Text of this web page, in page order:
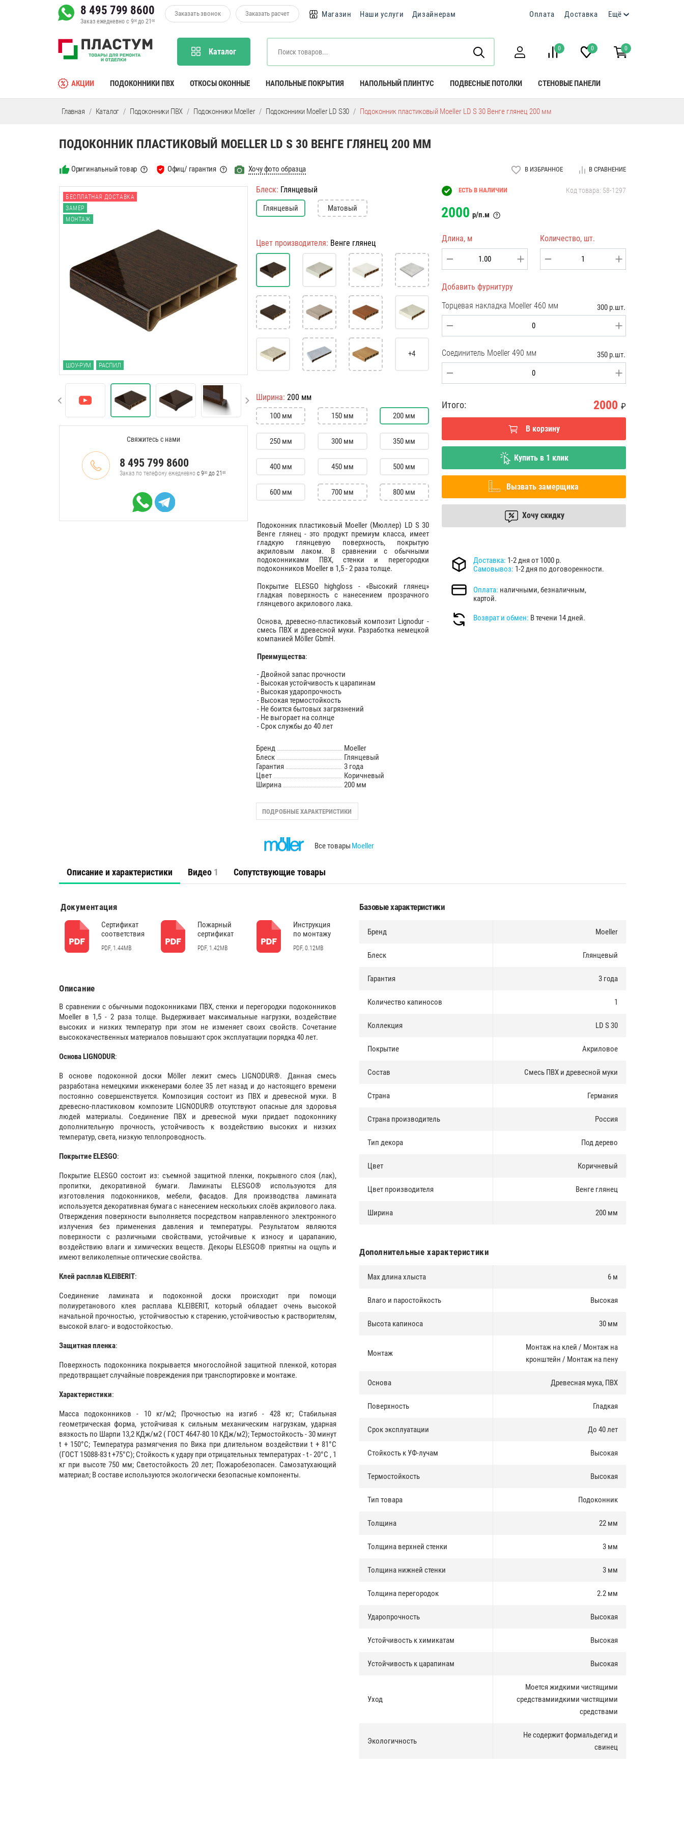
8 495 799 8600
Заказ ежедневно с 900до 2100
Заказать звонок Заказать расчет Магазин Наши услуги Дизайнерам Оплата Доставка Ещё
Каталог 0 0 0
АКЦИИ ПОДОКОННИКИ ПВХ ОТКОСЫ ОКОННЫЕ НАПОЛЬНЫЕ ПОКРЫТИЯ НАПОЛЬНЫЙ ПЛИНТУС ПОДВЕСНЫЕ ПОТОЛКИ СТЕНОВЫЕ ПАНЕЛИ
Главная Каталог Подоконники ПВХ Подоконники Moeller Подоконники Moeller LD S30 Подоконник пластиковый Moeller LD S 30 Венге глянец 200 мм
ПОДОКОННИК ПЛАСТИКОВЫЙ MOELLER LD S 30 ВЕНГЕ ГЛЯНЕЦ 200 ММ
Оригинальный товар Офиц/ гарантия Хочу фото образца В ИЗБРАННОЕ В СРАВНЕНИЕ
БЕСПЛАТНАЯ ДОСТАВКА
ЗАМЕР
МОНТАЖ
ШОУ-РУМ РАСПИЛ
Свяжитесь с нами
8 495 799 8600
Заказ по телефону ежедневно с 900до 21 00
Блеск: Глянцевый
Глянцевый Матовый
Цвет производителя: Венге глянец
+4
Ширина:200 мм
100 мм 150 мм 200 мм
250 мм 300 мм 350 мм
400 мм 450 мм 500 мм
600 мм 700 мм 800 мм
Подоконник пластиковый Moeller (Мюллер) LD S 30
Венге глянец - это продукт премиум класса, имеет
гладкую глянцевую поверхность, покрытую
акриловым лаком. В сравнении с обычными
подоконниками ПВХ, стенки и перегородки
подоконников Moeller в 1,5 - 2 раза толще.
Покрытие ELESGO highgloss - «Высокий глянец»
гладкая поверхность с нанесением прозрачного
глянцевого акрилового лака.
Основа, древесно-пластиковый композит Lignodur -
смесь ПВХ и древесной муки. Разработка немецкой
компанией Möller GbmH.
Преимущества:
- Двойной запас прочности
- Высокая устойчивость к царапинам
- Высокая ударопрочность
- Высокая термостойкость
- Не боится бытовых загрязнений
- Не выгорает на солнце
- Срок службы до 40 лет
Бренд
Moeller
Блеск
Глянцевый
Гарантия
3 года
Цвет
Коричневый
Ширина
200 мм
ПОДРОБНЫЕ ХАРАКТЕРИСТИКИ
Все товары Moeller
ЕСТЬ В НАЛИЧИИ Код товара: 58-1297
2000 р/п.м
Длина, м Количество, шт.
Добавить фурнитуру
Торцевая накладка Moeller 460 мм
300 р.шт.
Соединитель Moeller 490 мм 350 р.шт.
Итого: 2000 ₽
Купить в 1 клик
В корзину
Вызвать замерщика
Хочу скидку
Доставка: 1-2 дня от 1000 р.
Самовывоз: 1-2 дня по договоренности.
Оплата: наличными, безналичным,
картой.
Возврат и обмен: В течени 14 дней.
Описание и характеристики Видео 1 Сопутствующие товары
Документация
Сертификат
соответствия
PDF, 1.44MB
Пожарный
сертификат
PDF, 1.42MB
Инструкция
по монтажу
PDF, 0.12MB
Описание
В сравнении с обычными подоконниками ПВХ, стенки и перегородки подоконников
Moeller в 1,5 - 2 раза толще. Выдерживает максимальные нагрузки, воздействие
высоких и низких температур при этом не изменяет своих свойств. Сочетание
высококачественных материалов повышают срок эксплуатации порядка 40 лет.
Основа LIGNODUR:
В основе подоконной доски Möller лежит смесь LIGNODUR®. Данная смесь
разработана немецкими инженерами более 35 лет назад и до настоящего времени
постоянно совершенствуется. Композиция состоит из ПВХ и древесной муки. В
древесно-пластиковом композите LIGNODUR® отсутствуют опасные для здоровья
людей материалы. Соединение ПВХ и древесной муки придает подоконнику
дополнительную прочность, устойчивость к воздействию высоких и низких
температур, света, низкую теплопроводность.
Покрытие ELESGO:
Покрытие ELESGO состоит из: съемной защитной пленки, покрывного слоя (лак),
пропитки, декоративной бумаги. Ламинаты ELESGO® используются для
изготовления подоконников, мебели, фасадов. Для производства ламината
используется декоративная бумага с нанесением нескольких слоёв акрилового лака.
Отверждения поверхности выполняется посредством направленного электронного
излучения без применения давления и температуры. Результатом являются
поверхности с различными свойствами, устойчивые к износу и царапанию,
воздействию влаги и химических веществ. Декоры ELESGO® приятны на ощупь и
имеют великолепные оптические свойства.
Клей расплав KLEIBERIT:
Соединение ламината и подоконной доски происходит при помощи
полиуретанового клея расплава KLEIBERIT, который обладает очень высокой
начальной прочностью, устойчивостью к старению, устойчивостью к растворителям,
высокой влаго- и водостойкостью.
Защитная пленка:
Поверхность подоконника покрывается многослойной защитной пленкой, которая
предотвращает случайные повреждения при транспортировке и монтаже.
Характеристики:
Масса подоконников - 10 кг/м2; Прочностью на изгиб - 428 кг; Стабильная
геометрическая форма, устойчивая к сильным механическим нагрузкам, ударная
вязкость по Шарпи 13,2 КДж/м2 ( ГОСТ 4647-80 10 КДж/м2); Термостойкость - 30 минут
t + 150°С; Температура размягчения по Вика при длительном воздействии t + 81°С
(ГОСТ 15088-83 t +75°С); Стойкость к удару при отрицательных температурах - t - 20°С , 1
кг при высоте 750 мм; Светостойкость 20 лет; Пожаробезопасен. Самозатухающий
материал; В составе используются экологически безопасные компоненты.
Базовые характеристики
Бренд Moeller
Блеск Глянцевый
Гарантия 3 года
Количество капиносов 1
Коллекция LD S 30
Покрытие Акриловое
Состав Смесь ПВХ и древесной муки
Страна Германия
Страна производитель Россия
Тип декора Под дерево
Цвет Коричневый
Цвет производителя Венге глянец
Ширина 200 мм
Дополнительные характеристики
Max длина хлыста 6 м
Влаго и паростойкость Высокая
Высота капиноса 30 мм
Монтаж
Монтаж на клей / Монтаж на
кронштейн / Монтаж на пену
Основа Древесная мука, ПВХ
Поверхность Гладкая
Срок эксплуатации До 40 лет
Стойкость к УФ-лучам Высокая
Термостойкость Высокая
Тип товара Подоконник
Толщина 22 мм
Толщина верхней стенки 3 мм
Толщина нижней стенки 3 мм
Толщина перегородок 2.2 мм
Ударопрочность Высокая
Устойчивость к химикатам Высокая
Устойчивость к царапинам Высокая
Уход
Моется жидкими чистящими
средствамиидкими чистящими
средствами
Экологичность
Не содержит формальдегид и
свинец